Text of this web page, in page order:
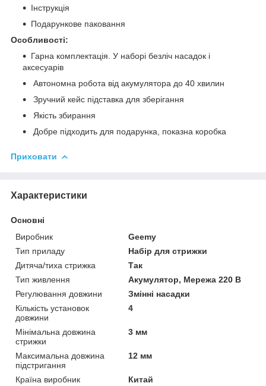
Інструкція
Подарункове паковання
Особливості:
Гарна комплектація. У наборі безліч насадок і
аксесуарів
Автономна робота від акумулятора до 40 хвилин
Зручний кейс підставка для зберігання
Якість збирання
Добре підходить для подарунка, показна коробка
Приховати
Характеристики
Основні
Виробник
Geemy
Тип приладу
Набір для стрижки
Дитяча/тиха стрижка
Так
Тип живлення
Акумулятор, Мережа 220 В
Регулювання довжини
Змінні насадки
Кількість установок
довжини
4
Мінімальна довжина
стрижки
3 мм
Максимальна довжина
підстригання
12 мм
Країна виробник
Китай